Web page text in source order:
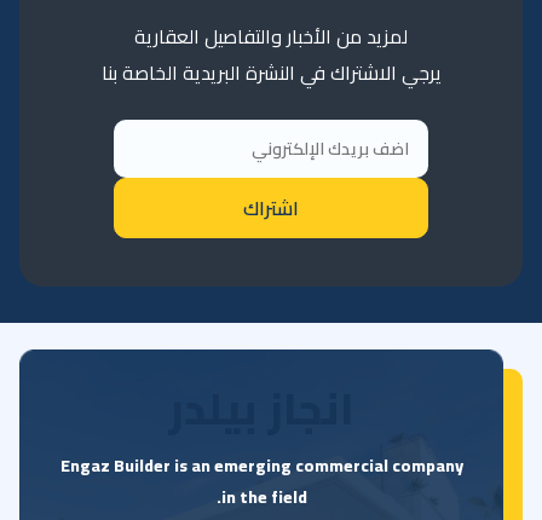
لمزيد من الأخبار والتفاصيل العقارية
يرجي الاشتراك في النشرة البريدية الخاصة بنا
اشتراك
Engaz Builder is an emerging commercial company
in the field.